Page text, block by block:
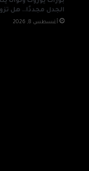
الجدل مجددًا.. هل
أغسطس 8, 2026